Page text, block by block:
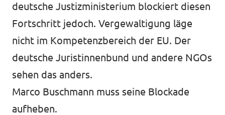
deutsche Justizministerium blockiert diesen
Fortschritt jedoch. Vergewaltigung läge
nicht im Kompetenzbereich der EU. Der
deutsche Juristinnenbund und andere NGOs
sehen das anders.
Marco Buschmann muss seine Blockade
aufheben.